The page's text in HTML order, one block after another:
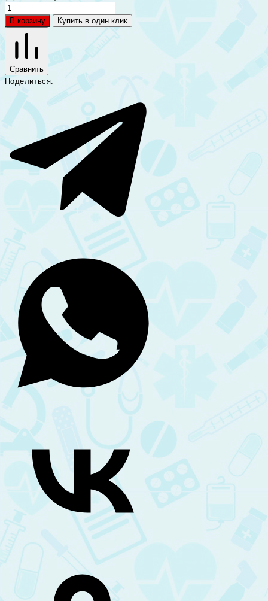
В корзину Купить в один клик
Сравнить
Поделиться: